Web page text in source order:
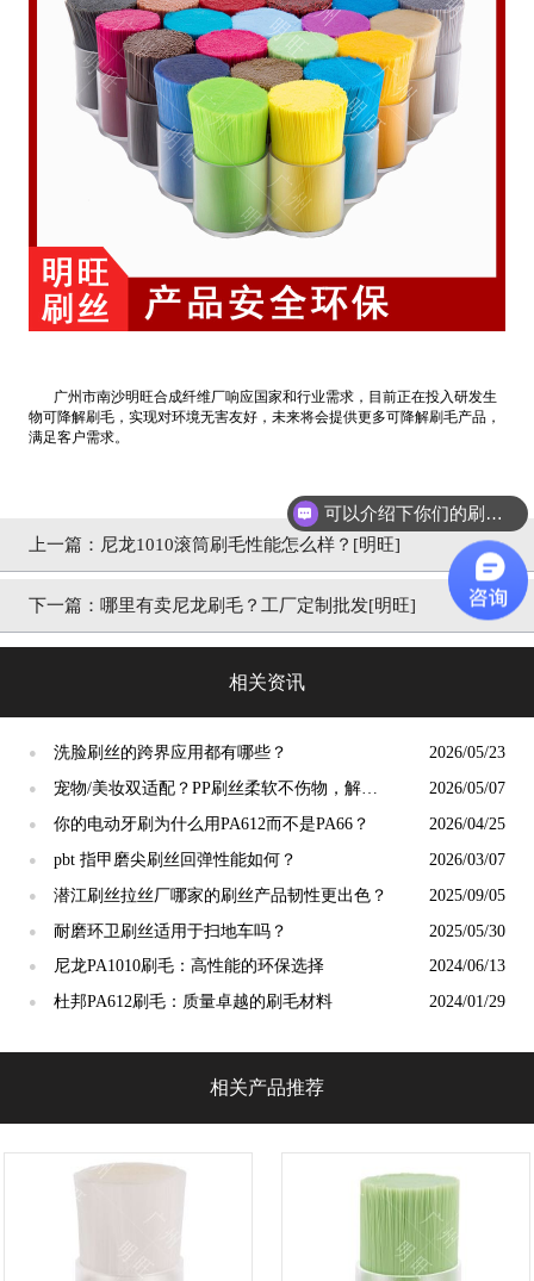
广州市南沙明旺合成纤维厂响应国家和行业需求，目前正在投入研发生
物可降解刷毛，实现对环境无害友好，未来将会提供更多可降解刷毛产品，
满足客户需求。
上一篇： 尼龙1010滚筒刷毛性能怎么样？[明旺]
下一篇： 哪里有卖尼龙刷毛？工厂定制批发[明旺]
相关资讯
● 洗脸刷丝的跨界应用都有哪些？ 2026/05/23
●
宠物/美妆双适配？PP刷丝柔软不伤物，解锁
小众应用新场景
2026/05/07
● 你的电动牙刷为什么用PA612而不是PA66？ 2026/04/25
● pbt 指甲磨尖刷丝回弹性能如何？ 2026/03/07
● 潜江刷丝拉丝厂哪家的刷丝产品韧性更出色？ 2025/09/05
● 耐磨环卫刷丝适用于扫地车吗？ 2025/05/30
● 尼龙PA1010刷毛：高性能的环保选择 2024/06/13
● 杜邦PA612刷毛：质量卓越的刷毛材料 2024/01/29
相关产品推荐
可以介绍下你们的刷丝吗？